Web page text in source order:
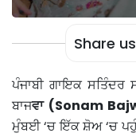
Share us
ਪੰਜਾਬੀ ਗਾਇਕ ਸਤਿੰਦਰ
ਬਾਜਵਾ (Sonam
ਮੁੰਬਈ ‘ਚ ਇੱਕ ਸ਼ੋਅ ‘ਚ